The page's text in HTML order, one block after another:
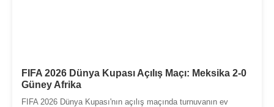
FIFA 2026 Dünya Kupası Açılış Maçı: Meksika 2-0
Güney Afrika
FIFA 2026 Dünya Kupası'nın açılış maçında turnuvanın ev